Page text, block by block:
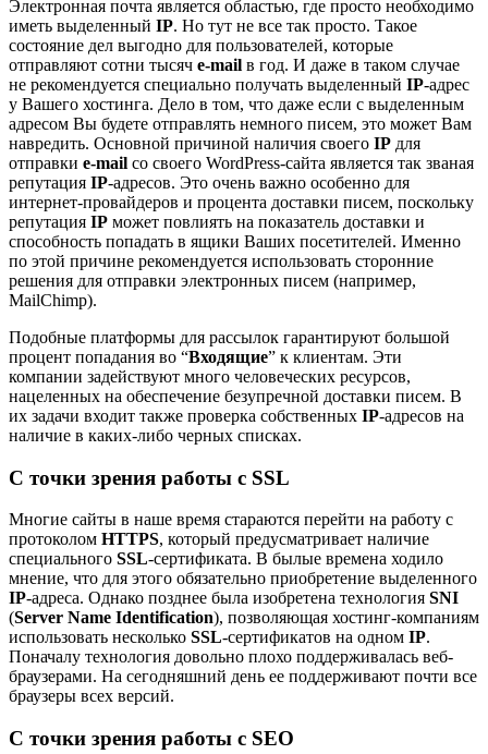
Электронная почта является областью, где просто необходимо
иметь выделенный IP. Но тут не все так просто. Такое
состояние дел выгодно для пользователей, которые
отправляют сотни тысяч e-mail в год. И даже в таком случае
не рекомендуется специально получать выделенный IP-адрес
у Вашего хостинга. Дело в том, что даже если с выделенным
адресом Вы будете отправлять немного писем, это может Вам
навредить. Основной причиной наличия своего IP для
отправки e-mail со своего WordPress-сайта является так званая
репутация IP-адресов. Это очень важно особенно для
интернет-провайдеров и процента доставки писем, поскольку
репутация IP может повлиять на показатель доставки и
способность попадать в ящики Ваших посетителей. Именно
по этой причине рекомендуется использовать сторонние
решения для отправки электронных писем (например,
MailChimp).
Подобные платформы для рассылок гарантируют большой
процент попадания во “Входящие” к клиентам. Эти
компании задействуют много человеческих ресурсов,
нацеленных на обеспечение безупречной доставки писем. В
их задачи входит также проверка собственных IP-адресов на
наличие в каких-либо черных списках.
С точки зрения работы с SSL
Многие сайты в наше время стараются перейти на работу с
протоколом HTTPS, который предусматривает наличие
специального SSL-сертификата. В былые времена ходило
мнение, что для этого обязательно приобретение выделенного
IP-адреса. Однако позднее была изобретена технология SNI
(Server Name Identification), позволяющая хостинг-компаниям
использовать несколько SSL-сертификатов на одном IP.
Поначалу технология довольно плохо поддерживалась веб-
браузерами. На сегодняшний день ее поддерживают почти все
браузеры всех версий.
С точки зрения работы с SEO